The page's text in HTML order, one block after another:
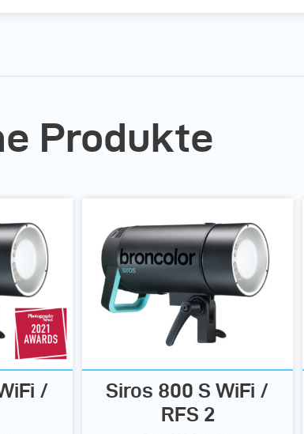
Produkte
/
Siros 800 S WiFi /
RFS 2